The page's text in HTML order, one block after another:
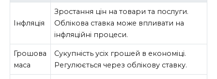
Інфляція
Зростання цін на товари та послуги.
Облікова ставка може впливати на
інфляційні процеси.
Грошова
маса
Сукупність усіх грошей в економіці.
Регулюється через облікову ставку.